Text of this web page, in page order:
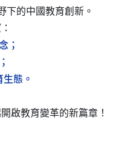
下的中國教育創新。
；
態。
啟教育變革的新篇章！